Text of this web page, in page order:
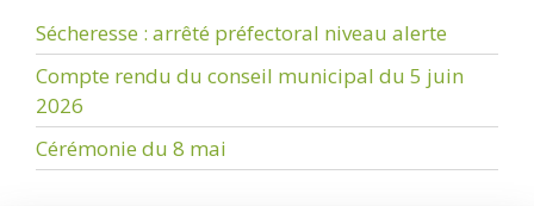
Sécheresse : arrêté préfectoral niveau alerte
Compte rendu du conseil municipal du 5 juin
2026
Cérémonie du 8 mai